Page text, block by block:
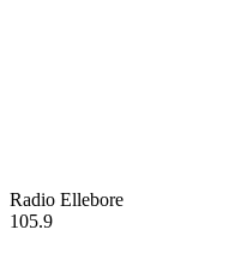
Radio Ellebore
105.9